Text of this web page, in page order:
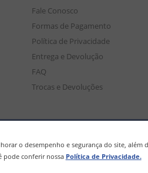
o desempenho e segurança do site, além
pode conferir nossa Política de Privacidade.
Fale Conosco
Formas de Pagamento
Política de Privacidade
Entrega e Devolução
FAQ
Trocas e Devoluções
para compras efetuadas
os preços e condições comerciais